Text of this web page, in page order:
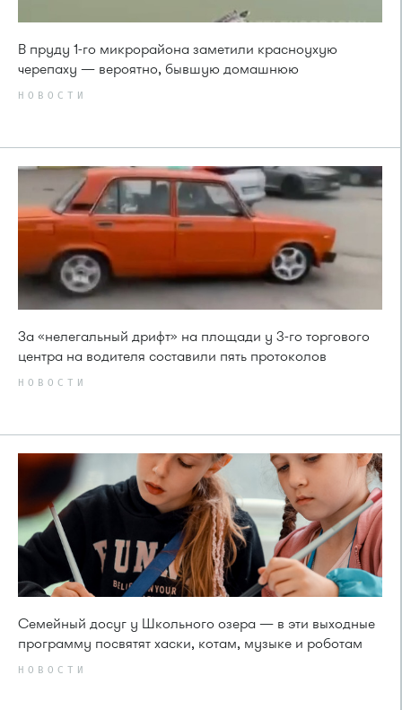
В пруду 1-го микрорайона заметили красноухую
черепаху — вероятно, бывшую домашнюю
НОВОСТИ
За «нелегальный дрифт» на площади у 3-го торгового
центра на водителя составили пять протоколов
НОВОСТИ
Семейный досуг у Школьного озера — в эти выходные
программу посвятят хаски, котам, музыке и роботам
НОВОСТИ